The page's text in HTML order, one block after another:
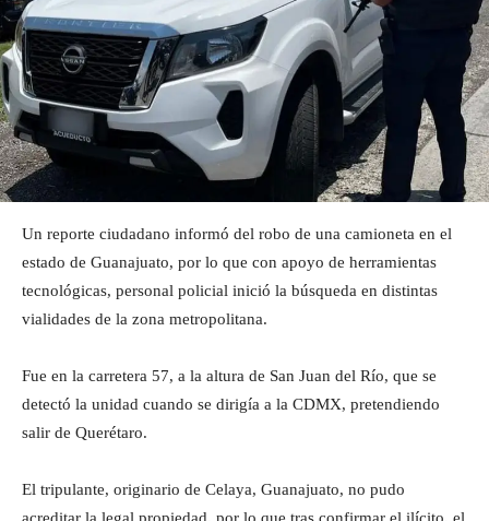
Un reporte ciudadano informó del robo de una camioneta en el
estado de Guanajuato, por lo que con apoyo de herramientas
tecnológicas, personal policial inició la búsqueda en distintas
vialidades de la zona metropolitana.
Fue en la carretera 57, a la altura de San Juan del Río, que se
detectó la unidad cuando se dirigía a la CDMX, pretendiendo
salir de Querétaro.
El tripulante, originario de Celaya, Guanajuato, no pudo
acreditar la legal propiedad, por lo que tras confirmar el ilícito, el